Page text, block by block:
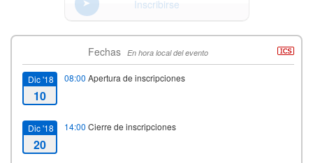
Inscribirse
Fechas En hora local del evento
Dic '18
10
08:00 Apertura de inscripciones
Dic '18
20
14:00 Cierre de inscripciones